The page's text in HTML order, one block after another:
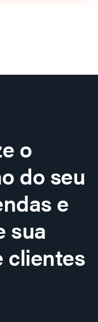
o
do seu
e
sua
clientes